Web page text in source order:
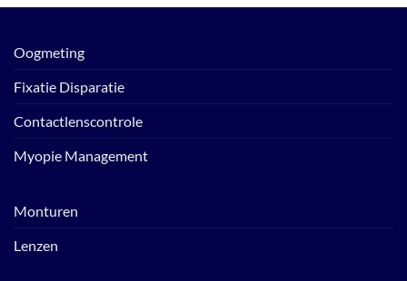
Oogmeting
Fixatie Disparatie
Contactlenscontrole
Myopie Management
Monturen
Lenzen